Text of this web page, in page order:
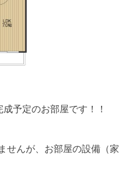
予定のお部屋です！！
せんが、お部屋の設備（家